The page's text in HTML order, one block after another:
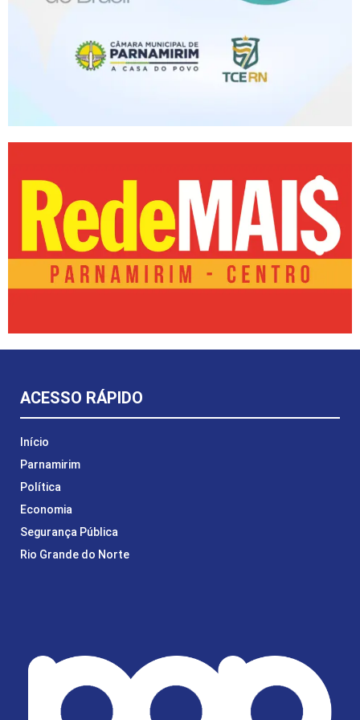
ACESSO RÁPIDO
Início
Parnamirim
Política
Economia
Segurança Pública
Rio Grande do Norte